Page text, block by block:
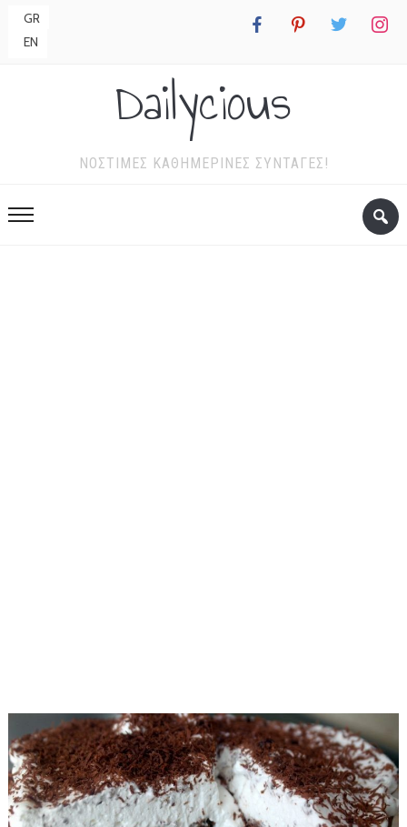
facebook pinterest twitter
GR
EN
Dailycious
ΝΌΣΤΙΜΕΣ ΚΑΘΗΜΕΡΙΝΈΣ ΣΥΝΤΑΓΈΣ!